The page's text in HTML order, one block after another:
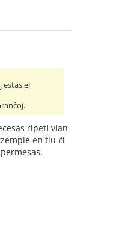
estas el
ripeti vian
en tiu ĉi